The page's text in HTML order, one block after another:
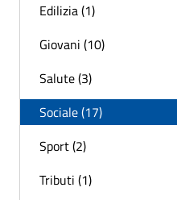
Edilizia (1)
Giovani (10)
Salute (3)
Sociale (17)
Sport (2)
Tributi (1)